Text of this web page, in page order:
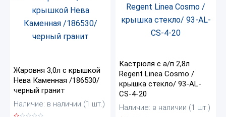
Жаровня 3,0л с крышкой
Нева Каменная /186530/
черный гранит
Наличие: в наличии (1 шт.)
Кастрюля с а/п 2,8л
Regent Linea Cosmo /
крышка стекло/ 93-AL-
CS-4-20
Наличие: в наличии (1 шт.)